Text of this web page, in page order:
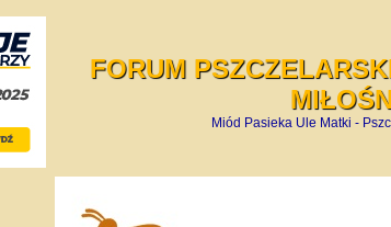
FORUM
Miód Pasieka Ule Matki -